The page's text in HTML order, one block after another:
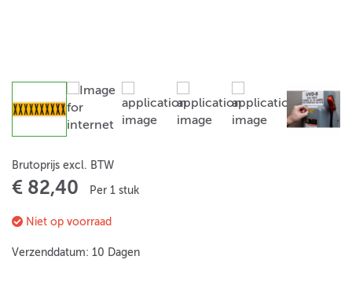
Brutoprijs excl. BTW
€ 82,40 Per 1 stuk
Niet op voorraad
Verzenddatum: 10 Dagen